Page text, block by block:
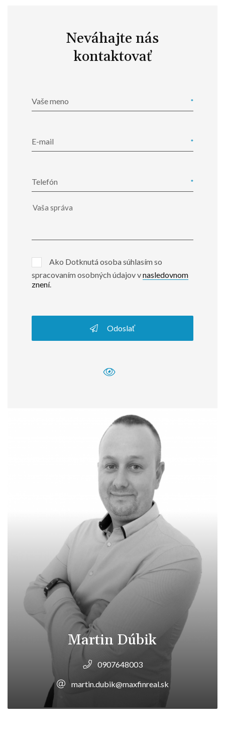
Neváhajte nás
kontaktovať
Vaše meno
E-mail
Telefón
Ako Dotknutá osoba súhlasím so
spracovaním osobných údajov vnasledovnom
znení.
Odoslať
Martin Dúbik
0907648003
martin.dubik@maxfinreal.sk